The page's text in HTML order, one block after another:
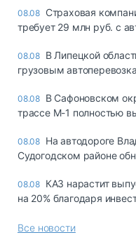
08.08 Страховая
требует 29 млн руб. с
08.08 В Липецкой
грузовым
08.08 В Сафоновском
трассе М-1 полностью
08.08 На автодороге
Судогодском районе
08.08 КАЗ нарастит
на 20% благодаря
Все новости